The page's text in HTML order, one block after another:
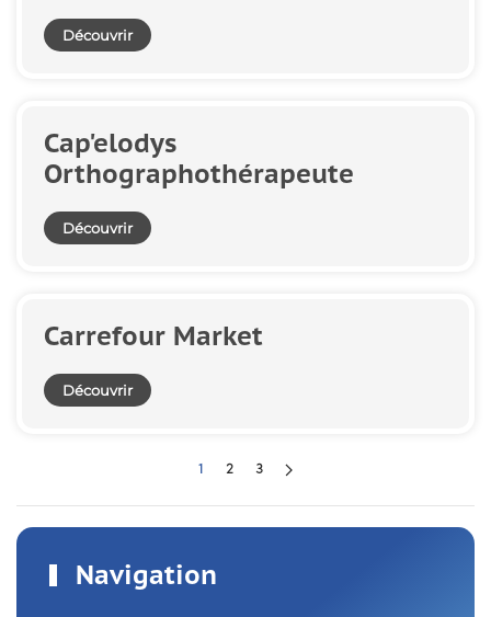
Découvrir
Cap'elodys
Orthographothérapeute
Découvrir
Carrefour Market
Découvrir
1 2 3
Navigation